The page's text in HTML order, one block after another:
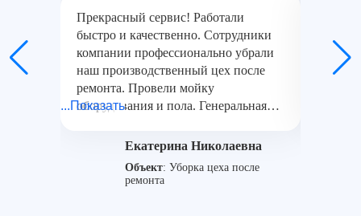
Прекрасный сервис! Работали
быстро и качественно. Сотрудники
компании профессионально убрали
наш производственный цех после
ремонта. Провели мойку
оборудования и пола. Генеральная
нареканий.
...Показать
Екатерина Николаевна
Объект: Уборка цеха после
ремонта